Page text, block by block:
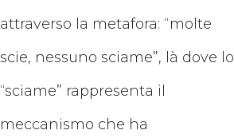
attraverso la metafora: “molte
scie, nessuno sciame”, là dove lo
“sciame” rappresenta il
meccanismo che ha